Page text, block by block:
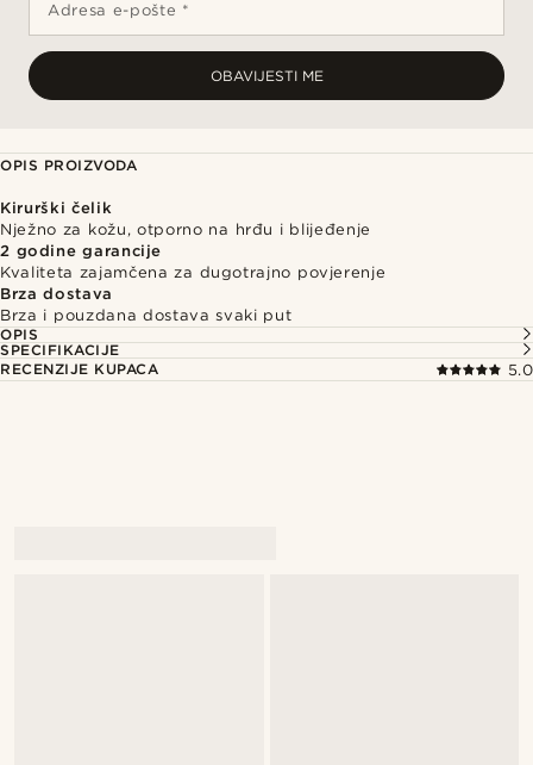
Adresa e-pošte *
OBAVIJESTI ME
OPIS PROIZVODA
Kirurški čelik
Nježno za kožu, otporno na hrđu i blijeđenje
2 godine garancije
Kvaliteta zajamčena za dugotrajno povjerenje
Brza dostava
Brza i pouzdana dostava svaki put
OPIS
SPECIFIKACIJE
RECENZIJE KUPACA
5.0